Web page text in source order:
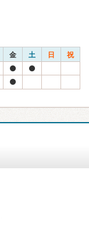
金 土 日 祝